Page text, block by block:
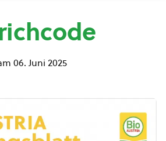
06. Juni 2025